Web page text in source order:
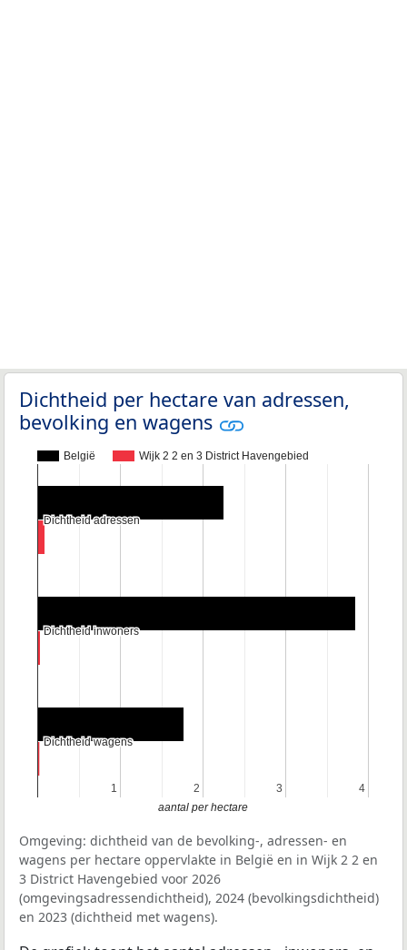
Dichtheid per hectare van adressen,
bevolking en wagens
België Wijk 2 2 en 3 District Havengebied
1
1 2
2 3
3 4
4
Dichtheid adressen
Dichtheid adressen
Dichtheid inwoners
Dichtheid inwoners
Dichtheid wagens
Dichtheid wagens
aantal per hectare
Omgeving: dichtheid van de bevolking-, adressen- en
wagens per hectare oppervlakte in België en in Wijk 2 2 en
3 District Havengebied voor 2026
(omgevingsadressendichtheid), 2024 (bevolkingsdichtheid)
en 2023 (dichtheid met wagens).